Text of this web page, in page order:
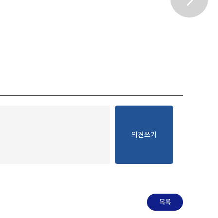
의견쓰기
목록